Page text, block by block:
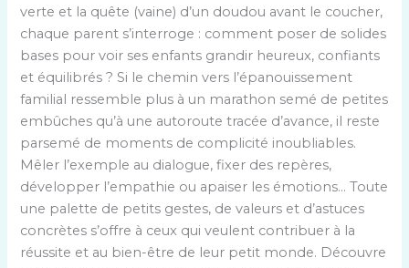
verte et la quête (vaine) d’un doudou avant le coucher,
chaque parent s’interroge : comment poser de solides
bases pour voir ses enfants grandir heureux, confiants
et équilibrés ? Si le chemin vers l’épanouissement
familial ressemble plus à un marathon semé de petites
embûches qu’à une autoroute tracée d’avance, il reste
parsemé de moments de complicité inoubliables.
Mêler l’exemple au dialogue, fixer des repères,
développer l’empathie ou apaiser les émotions… Toute
une palette de petits gestes, de valeurs et d’astuces
concrètes s’offre à ceux qui veulent contribuer à la
réussite et au bien-être de leur petit monde. Découvre